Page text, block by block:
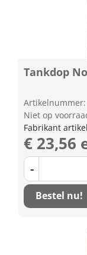
Tankdop
Artikelnummer:
Niet op
Fabrikant
€ 23,56
-
Bestel nu!